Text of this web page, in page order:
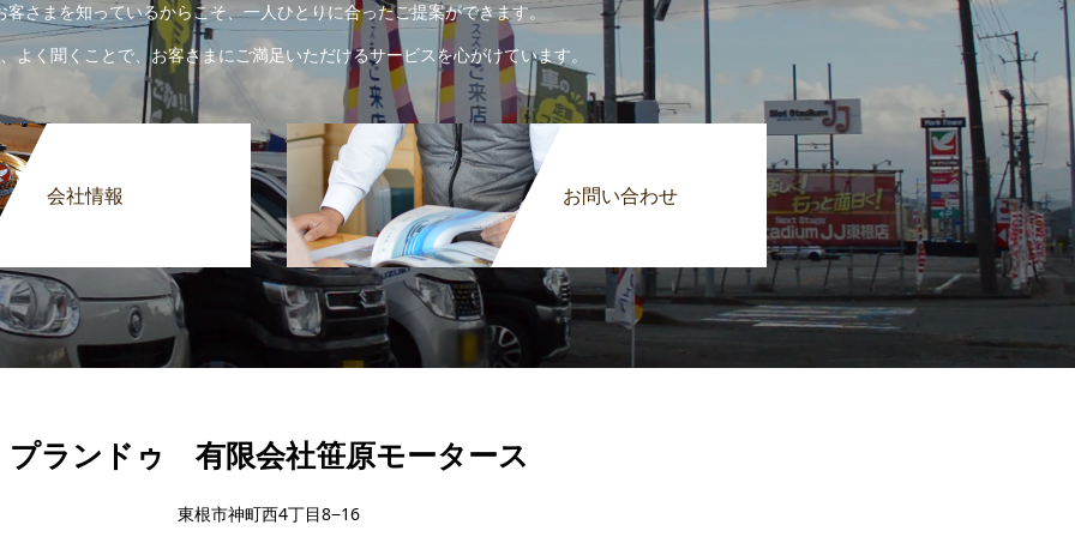
客さまを知っているからこそ、一人ひとりに合ったご提案ができます。
よく聞くことで、お客さまにご満足いただけるサービスを心がけています。
会社情報 お問い合わせ
プランドゥ 有限会社笹原モータース
東根市神町西4丁目8−16